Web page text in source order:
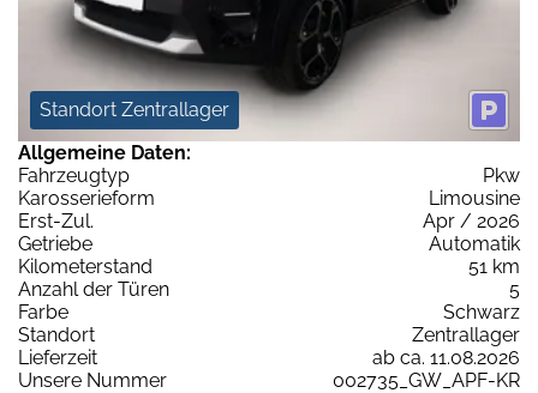
Standort Zentrallager
Allgemeine Daten:
Fahrzeugtyp
Pkw
Karosserieform
Limousine
Erst-Zul.
Apr / 2026
Getriebe
Automatik
Kilometerstand
51 km
Anzahl der Türen
5
Farbe
Schwarz
Standort
Zentrallager
Lieferzeit
ab ca. 11.08.2026
Unsere Nummer
002735_GW_APF-KR